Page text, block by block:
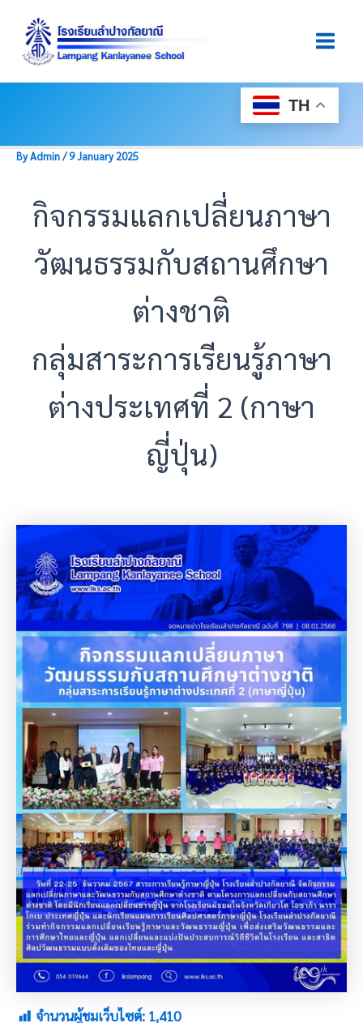
Content
TH
ByAdmin/9 January 2025
กิจกรรมแลกเปลี่ยนภาษา
วัฒนธรรมกับสถานศึกษา
ต่างชาติ
กลุ่มสาระการเรียนรู้ภาษา
ต่างประเทศที่ 2 (กาษา
ญี่ปุ่น)
จำนวนผู้ชมเว็บไซต์: 1,410
Navigation